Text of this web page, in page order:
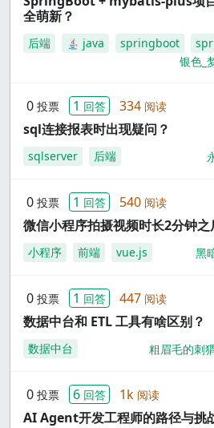
全萌新？
后端 java springboot
银色_
0 投票 1 回答 334 阅读
sql连接报表时出现疑问？
sqlserver 后端
0 投票 1 回答 540 阅读
微信小程序拍摄视频时长2分钟
小程序 前端 vue.js 黑
0 投票 1 回答 447 阅读
数据中台和 ETL 工具有啥区别？
数据中台 粗眉毛的刺
0 投票 6 回答 1k 阅读
AI Agent开发工程师的路径与挑